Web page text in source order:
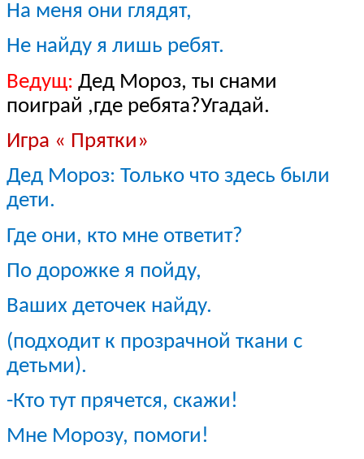
На меня они глядят,
Не найду я лишь ребят.
Ведущ: Дед Мороз, ты снами
поиграй ,где ребята?Угадай.
Игра « Прятки»
Дед Мороз: Только что здесь были
дети.
Где они, кто мне ответит?
По дорожке я пойду,
Ваших деточек найду.
(подходит к прозрачной ткани с
детьми).
-Кто тут прячется, скажи!
Мне Морозу, помоги!